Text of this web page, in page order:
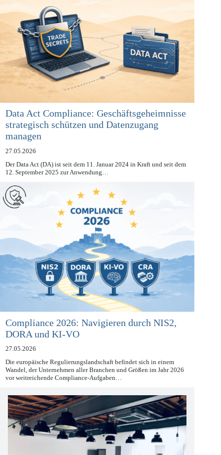
Data Act Compliance: Geschäftsgeheimnisse
strategisch schützen und Datenzugang
managen
27.05.2026
Der Data Act (DA) ist seit dem 11. Januar 2024 in Kraft und seit dem
Compliance 2026: Navigieren durch NIS2,
DORA und KI-VO
27.05.2026
Die europäische Regulierungslandschaft befindet sich in einem
Wandel, der Unternehmen aller Branchen und Größen im Jahr 2026